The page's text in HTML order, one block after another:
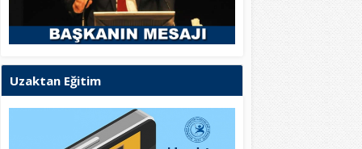
Uzaktan Eğitim